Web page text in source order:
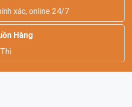
xác, online 24/7
Hàng